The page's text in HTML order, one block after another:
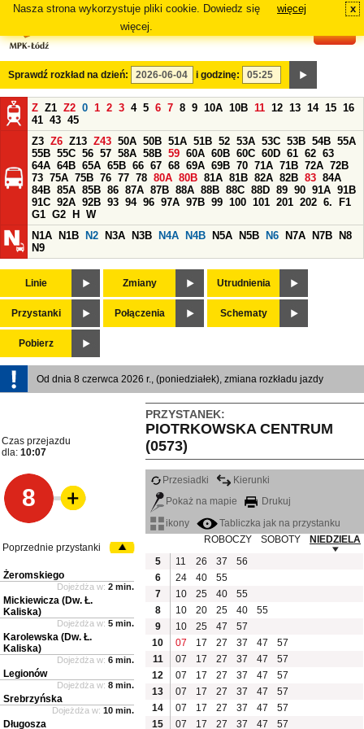
Nasza strona wykorzystuje pliki cookie. Dowiedz się
więcej.
więcej x
Sprawdź rozkład na dzień: i godzinę:
Z Z1 Z2 0 1 2 3 4 5 6 7 8 9 10A 10B 11 12 13 14 15 16
41 43 45
Z3 Z6 Z13 Z43 50A 50B 51A 51B 52 53A 53C 53B 54B 55A
55B 55C 56 57 58A 58B 59 60A 60B 60C 60D 61 62 63
64A 64B 65A 65B 66 67 68 69A 69B 70 71A 71B 72A 72B
73 75A 75B 76 77 78 80A 80B 81A 81B 82A 82B 83 84A
84B 85A 85B 86 87A 87B 88A 88B 88C 88D 89 90 91A 91B
91C 92A 92B 93 94 96 97A 97B 99 100 101 201 202 6.
F1
G1 G2 H
W
N1A
N1B N2 N3A N3B N4A N4B N5A N5B N6 N7A N7B
N8
N9
Linie Zmiany Utrudnienia
Przystanki Połączenia Schematy
Pobierz
Od dnia 8 czerwca 2026 r., (poniedziałek), zmiana rozkładu jazdy
PRZYSTANEK:
PIOTRKOWSKA CENTRUM
(0573)
Czas przejazdu
dla: 10:07
8
Przesiadki
Kierunki
Pokaż na mapie
Drukuj
ikony
Tabliczka jak na przystanku
ROBOCZY
SOBOTY
NIEDZIELA
5
11 26 37
56
6
24 40
55
7
10 25 40
55
8
10 20 25 40
55
9
10 25 47
57
10
07 17 27 37 47
57
11
07 17 27 37 47
57
12
07 17 27 37 47
57
13
07 17 27 37 47
57
14
07 17 27 37 47
57
15
07 17 27 37 47 57
Poprzednie przystanki
Żeromskiego
Dojeżdża w: 2 min.
Mickiewicza (Dw. Ł.
Kaliska)
Dojeżdża w: 5 min.
Karolewska (Dw. Ł.
Kaliska)
Dojeżdża w: 6 min.
Legionów
Dojeżdża w: 8 min.
Srebrzyńska
Dojeżdża w: 10 min.
Długosza